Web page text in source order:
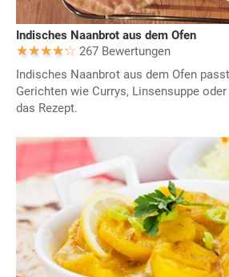
Indisches Naanbrot aus dem Ofen
267 Bewertungen
Indisches Naanbrot aus dem Ofen
Gerichten wie Currys, Linsensuppe
das Rezept.